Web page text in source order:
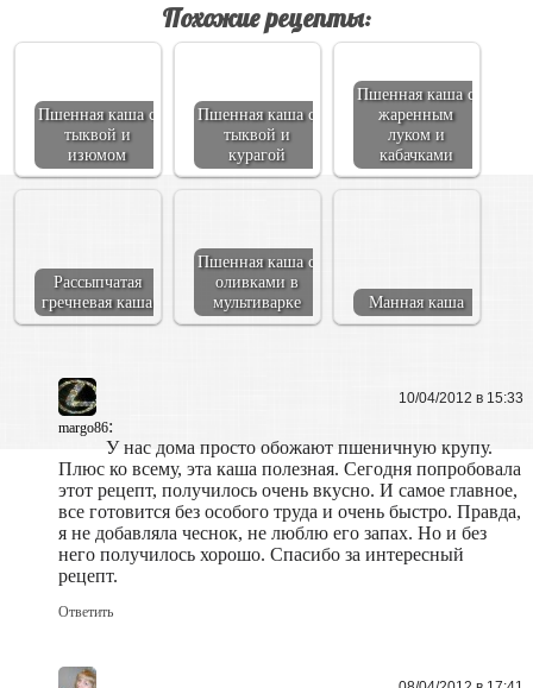
Похожие рецепты:
Пшенная каша с
тыквой и
изюмом
Пшенная каша с
тыквой и
курагой
Пшенная каша с
жаренным
луком и
кабачками
Рассыпчатая
гречневая каша
Пшенная каша с
оливками в
мультиварке
Манная каша
margo86:
10/04/2012 в 15:33
У нас дома просто обожают пшеничную крупу.
Плюс ко всему, эта каша полезная. Сегодня попробовала
этот рецепт, получилось очень вкусно. И самое главное,
все готовится без особого труда и очень быстро. Правда,
я не добавляла чеснок, не люблю его запах. Но и без
него получилось хорошо. Спасибо за интересный
рецепт.
Ответить